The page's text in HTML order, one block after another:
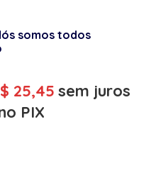
somos todos
25,45 sem juros
PIX